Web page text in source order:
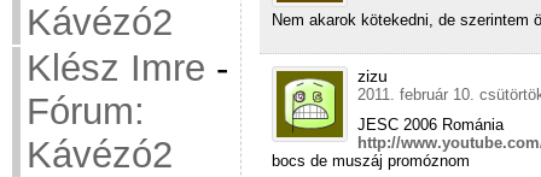
Kávézó2
Klész Imre -
Fórum:
Kávézó2
Nem akarok kötekedni, de
zizu
2011. február 10.
JESC 2006 Románia
http://
bocs de muszáj promóznom